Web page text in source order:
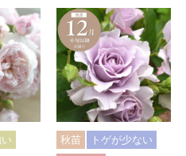
秋苗
トゲが少ない